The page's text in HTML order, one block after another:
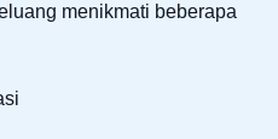
menikmati beberapa